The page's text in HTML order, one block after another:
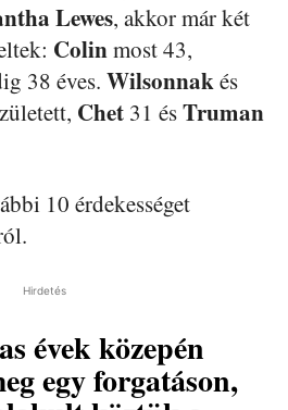
Lewes, akkor már két
Colinmost 43,
38 éves. Wilsonnakés
Chet 31 ésTruman
10 érdekességet
Hirdetés
évek közepén
egy forgatáson,